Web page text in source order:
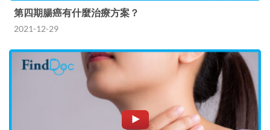
第四期腸癌有什麼治療方案？
2021-12-29